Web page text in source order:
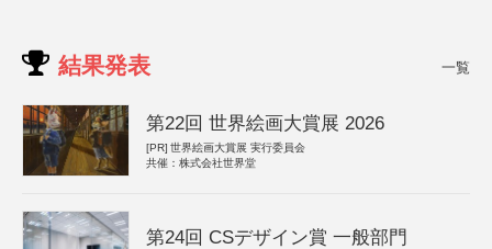
結果発表 一覧
第22回 世界絵画大賞展 2026
[PR] 世界絵画大賞展 実行委員会
共催：株式会社世界堂
第24回 CSデザイン賞 一般部門